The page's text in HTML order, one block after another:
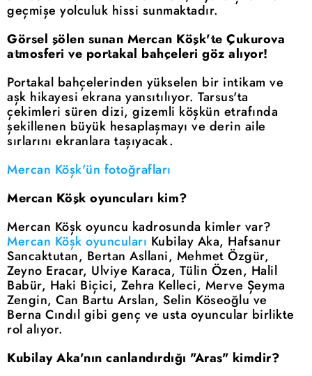
geçmişe yolculuk hissi sunmaktadır.
Görsel şölen sunan Mercan Köşk'te Çukurova
atmosferi ve portakal bahçeleri göz alıyor!
Portakal bahçelerinden yükselen bir intikam ve
aşk hikayesi ekrana yansıtılıyor. Tarsus'ta
çekimleri süren dizi, gizemli köşkün etrafında
şekillenen büyük hesaplaşmayı ve derin aile
sırlarını ekranlara taşıyacak.
Mercan Köşk'ün fotoğrafları
Mercan Köşk oyuncuları kim?
Mercan Köşk oyuncu kadrosunda kimler var?
Mercan Köşk oyuncuları Kubilay Aka, Hafsanur
Sancaktutan, Bertan Asllani, Mehmet Özgür,
Zeyno Eracar, Ulviye Karaca, Tülin Özen, Halil
Babür, Haki Biçici, Zehra Kelleci, Merve Şeyma
Zengin, Can Bartu Arslan, Selin Köseoğlu ve
Berna Cındıl gibi genç ve usta oyuncular birlikte
rol alıyor.
Kubilay Aka'nın canlandırdığı "Aras" kimdir?